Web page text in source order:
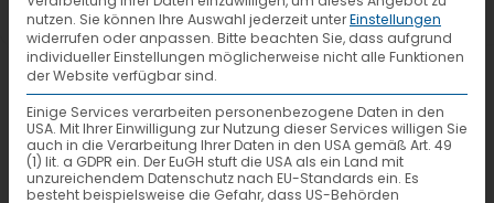
nutzen. Sie können Ihre Auswahl jederzeit unterEinstellungen
widerrufen oder anpassen. Bitte beachten Sie, dass aufgrund
individueller Einstellungen möglicherweise nicht alle Funktionen
der Website verfügbar sind.
Einige Services verarbeiten personenbezogene Daten in den
USA. Mit Ihrer Einwilligung zur Nutzung dieser Services willigen Sie
auch in die Verarbeitung Ihrer Daten in den USA gemäß Art. 49
(1) lit. a GDPR ein. Der EuGH stuft die USA als ein Land mit
unzureichendem Datenschutz nach EU-Standards ein. Es
besteht beispielsweise die Gefahr, dass US-Behörden